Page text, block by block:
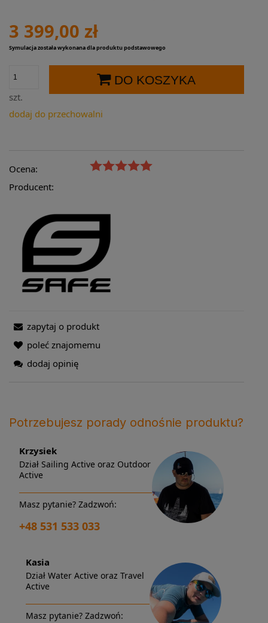
3 399,00 zł
Symulacja została wykonana dla produktu podstawowego
szt.
DO KOSZYKA
dodaj do przechowalni
Ocena:
Producent:
zapytaj o produkt
poleć znajomemu
dodaj opinię
Potrzebujesz porady odnośnie produktu?
Krzysiek
Dział Sailing Active oraz Outdoor
Active
Masz pytanie? Zadzwoń:
+48 531 533 033
Kasia
Dział Water Active oraz Travel
Active
Masz pytanie? Zadzwoń: